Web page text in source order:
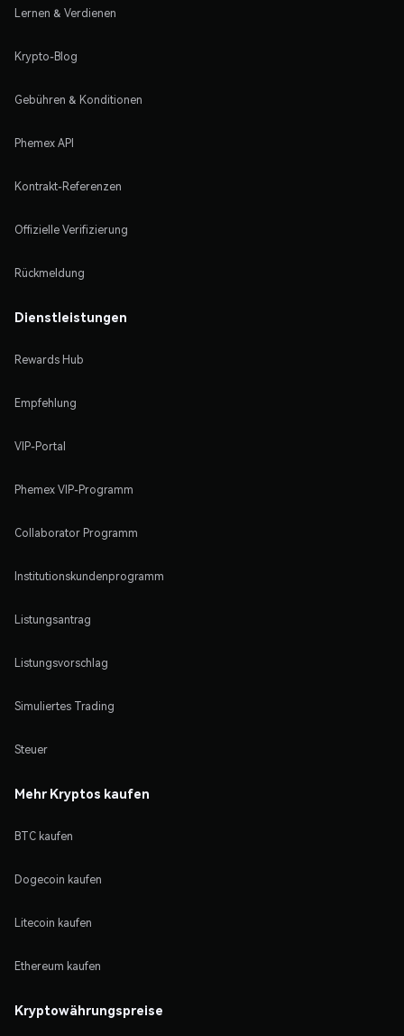
Lernen & Verdienen
Krypto-Blog
Gebühren & Konditionen
Phemex API
Kontrakt-Referenzen
Offizielle Verifizierung
Rückmeldung
Dienstleistungen
Rewards Hub
Empfehlung
VIP-Portal
Phemex VIP-Programm
Collaborator Programm
Institutionskundenprogramm
Listungsantrag
Listungsvorschlag
Simuliertes Trading
Steuer
Mehr Kryptos kaufen
BTC kaufen
Dogecoin kaufen
Litecoin kaufen
Ethereum kaufen
Kryptowährungspreise